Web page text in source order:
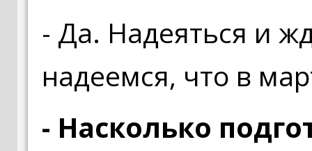
- Да. Надеяться и
надеемся, что в
- Насколько